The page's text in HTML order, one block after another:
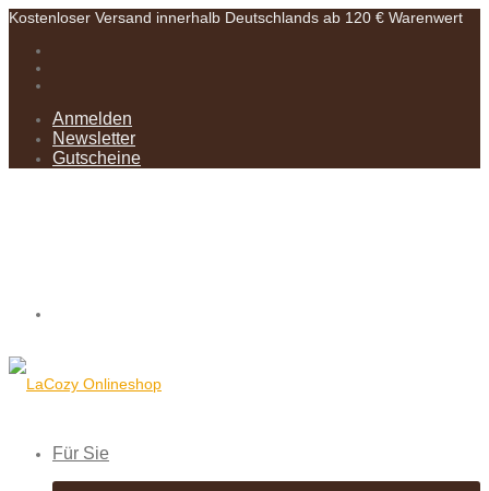
Kostenloser Versand innerhalb Deutschlands ab 120 € Warenwert
Anmelden
Newsletter
Gutscheine
Für Sie